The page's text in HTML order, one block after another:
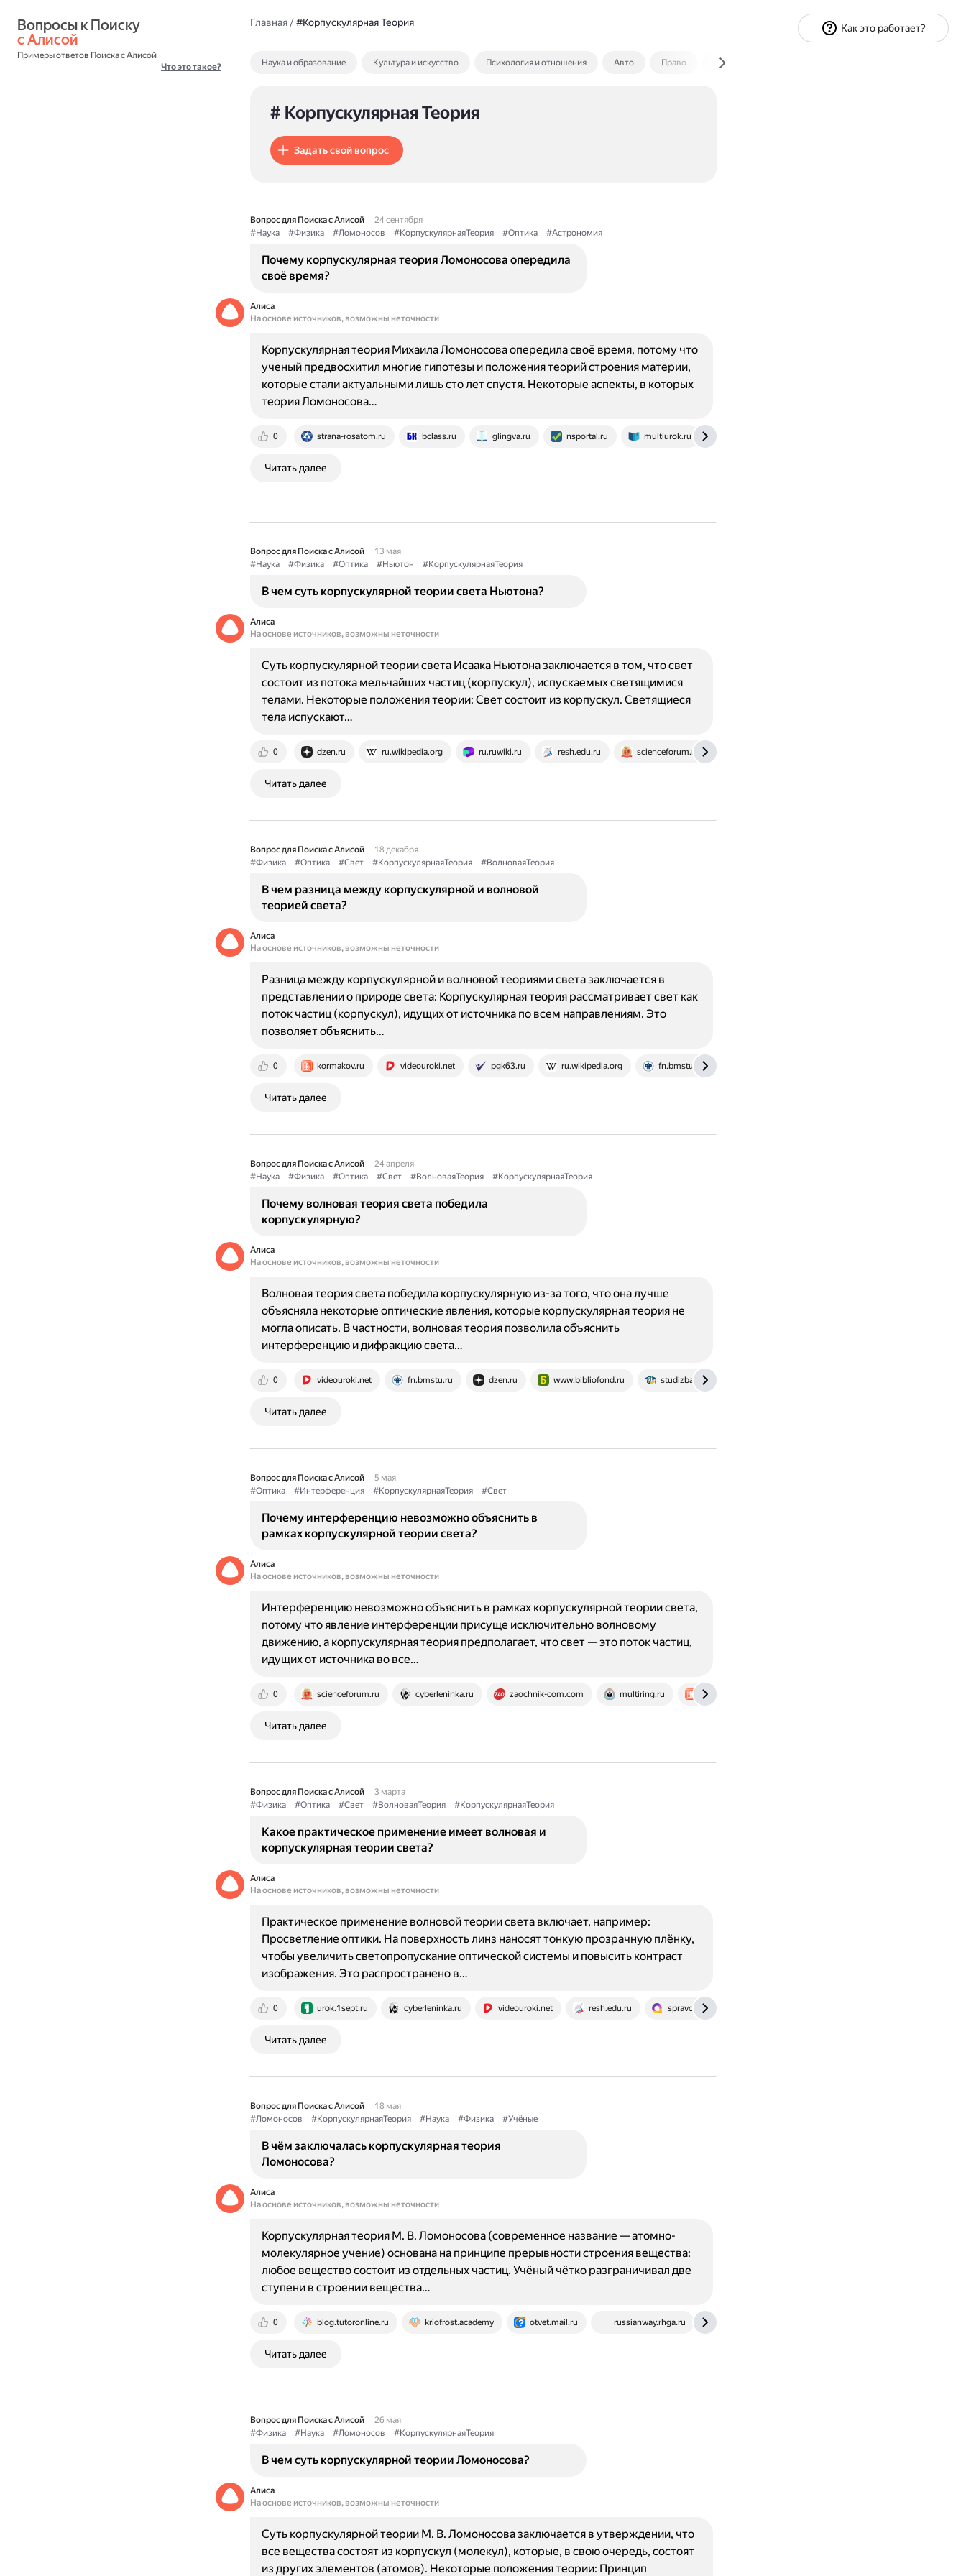
с Алисой
Примеры ответов Поиска с Алисой
Что это такое?
Главная/#Корпускулярная Теория
Наука и образование Культура и искусство Психология и отношения Авто Право Экономика и финансы
# Корпускулярная Теория
Задать свой вопрос
Вопрос для Поиска с Алисой
24 сентября
#Наука
#Физика #Ломоносов #КорпускулярнаяТеория #Оптика #Астрономия
Почему корпускулярная теория Ломоносова опередила
своё время?
Алиса
На основе источников, возможны неточности
0 strana-rosatom.ru bclass.ru glingva.ru nsportal.ru multiurok.ru
Корпускулярная теория Михаила Ломоносова опередила своё время, потому что
ученый предвосхитил многие гипотезы и положения теорий строения материи,
которые стали актуальными лишь сто лет спустя. Некоторые аспекты, в которых
теория Ломоносова…
Читать далее
Вопрос для Поиска с Алисой
13 мая
#Наука
#Физика #Оптика #Ньютон #КорпускулярнаяТеория
В чем суть корпускулярной теории света Ньютона?
Алиса
На основе источников, возможны неточности
0 dzen.ru ru.wikipedia.org ru.ruwiki.ru resh.edu.ru scienceforum.ru
Суть корпускулярной теории света Исаака Ньютона заключается в том, что свет
состоит из потока мельчайших частиц (корпускул), испускаемых светящимися
телами. Некоторые положения теории: Свет состоит из корпускул. Светящиеся
тела испускают…
Читать далее
Вопрос для Поиска с Алисой
18 декабря
#Физика
#Оптика #Свет #КорпускулярнаяТеория #ВолноваяТеория
В чем разница между корпускулярной и волновой
теорией света?
Алиса
На основе источников, возможны неточности
0 kormakov.ru videouroki.net pgk63.ru ru.wikipedia.org fn.bmstu.ru
Разница между корпускулярной и волновой теориями света заключается в
представлении о природе света: Корпускулярная теория рассматривает свет как
поток частиц (корпускул), идущих от источника по всем направлениям. Это
позволяет объяснить…
Читать далее
Вопрос для Поиска с Алисой
24 апреля
#Наука
#Физика #Оптика #Свет #ВолноваяТеория #КорпускулярнаяТеория
Почему волновая теория света победила
корпускулярную?
Алиса
На основе источников, возможны неточности
0 videouroki.net fn.bmstu.ru dzen.ru www.bibliofond.ru studizba.com
Волновая теория света победила корпускулярную из-за того, что она лучше
объясняла некоторые оптические явления, которые корпускулярная теория не
могла описать. В частности, волновая теория позволила объяснить
интерференцию и дифракцию света…
Читать далее
Вопрос для Поиска с Алисой
5 мая
#Оптика
#Интерференция #КорпускулярнаяТеория #Свет
Почему интерференцию невозможно объяснить в
рамках корпускулярной теории света?
Алиса
На основе источников, возможны неточности
0 scienceforum.ru cyberleninka.ru zaochnik-com.com multiring.ru kormakov.ru
Интерференцию невозможно объяснить в рамках корпускулярной теории света,
потому что явление интерференции присуще исключительно волновому
движению, а корпускулярная теория предполагает, что свет — это поток частиц,
идущих от источника во все…
Читать далее
Вопрос для Поиска с Алисой
3 марта
#Физика
#Оптика #Свет #ВолноваяТеория #КорпускулярнаяТеория
Какое практическое применение имеет волновая и
корпускулярная теории света?
Алиса
На основе источников, возможны неточности
0 urok.1sept.ru cyberleninka.ru videouroki.net resh.edu.ru spravochnick.ru
Практическое применение волновой теории света включает, например:
Просветление оптики. На поверхность линз наносят тонкую прозрачную плёнку,
чтобы увеличить светопропускание оптической системы и повысить контраст
изображения. Это распространено в…
Читать далее
Вопрос для Поиска с Алисой
18 мая
#Ломоносов
#КорпускулярнаяТеория #Наука #Физика #Учёные
В чём заключалась корпускулярная теория
Ломоносова?
Алиса
На основе источников, возможны неточности
0 blog.tutoronline.ru kriofrost.academy otvet.mail.ru russianway.rhga.ru
Корпускулярная теория М. В. Ломоносова (современное название — атомно-
молекулярное учение) основана на принципе прерывности строения вещества:
любое вещество состоит из отдельных частиц. Учёный чётко разграничивал две
ступени в строении вещества…
Читать далее
Вопрос для Поиска с Алисой
26 мая
#Физика
#Наука #Ломоносов #КорпускулярнаяТеория
В чем суть корпускулярной теории Ломоносова?
Алиса
На основе источников, возможны неточности
Суть корпускулярной теории М. В. Ломоносова заключается в утверждении, что
все вещества состоят из корпускул (молекул), которые, в свою очередь, состоят
из других элементов (атомов). Некоторые положения теории: Принцип
Как это работает?